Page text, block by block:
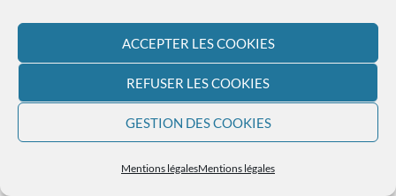
ACCEPTER LES COOKIES
REFUSER LES COOKIES
GESTION DES COOKIES
Mentions légalesMentions légales
DERNIÈRE FEUILLE
D'INFORMATIONS
AGENDA - ÉVÉNEMENTS
COMPTE-RENDUS